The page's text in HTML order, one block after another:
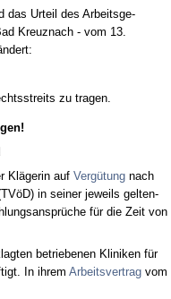
das Ur­teil des Ar­beits­ge­
Kreuz­nach - vom 13.
zu tra­gen.
Kläge­rin auf Vergütungnach
in sei­ner je­weils gel­ten­
für die Zeit von
be­trie­be­nen Kli­ni­ken für
In ih­rem Ar­beits­ver­tragvom